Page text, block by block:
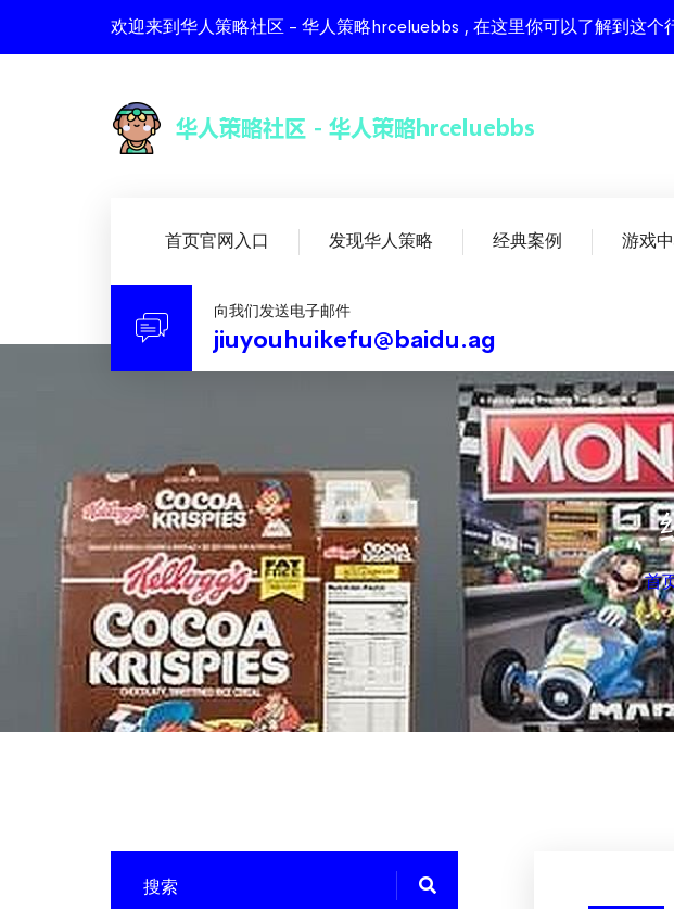
欢迎来到华人策略社区 - 华人策略hrceluebbs , 在这里你可以了解到这个
首页官网入口 发现华人策略 经典案例 游戏
向我们发送电子邮件
jiuyouhuikefu@baidu.ag
首